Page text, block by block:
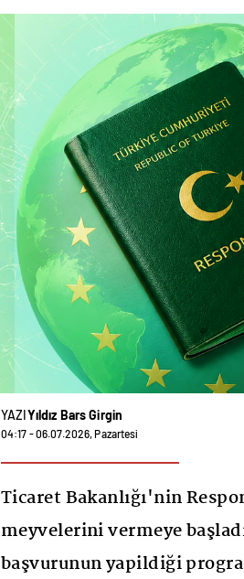
YAZIYıldız Bars Girgin
04:17 - 06.07.2026, Pazartesi
Ticaret Bakanlığı'nin
meyvelerini vermeye
başvurunun yapildiği